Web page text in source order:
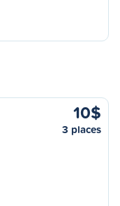
10$
3 places